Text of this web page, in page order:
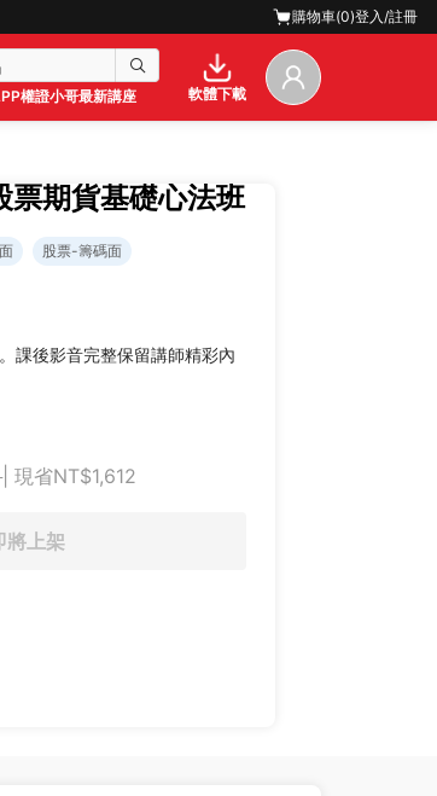
購物車(0)登入/註冊
權證小哥最新講座 軟體下載
票期貨基礎心法班
股票-籌碼面
課後影音完整保留講師精彩內
| 現省NT$1,612
將上架